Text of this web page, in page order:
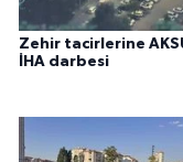
Zehir tacirlerine
İHA darbesi